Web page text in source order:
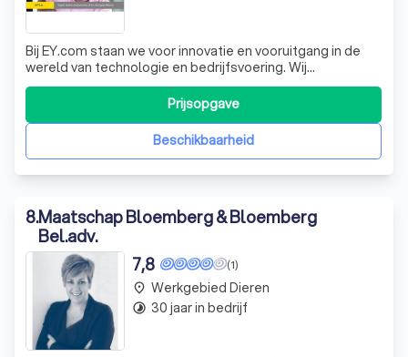
Bij EY.com staan we voor innovatie en vooruitgang in de
wereld van technologie en bedrijfsvoering. Wij
combineren onze diepgaande kennis van de industrie met
de nieuwste ontwikkelingen in het Internet of Things (IoT).
Dit stelt ons in staat om krachtige oplossingen te bieden
die de productie en operBeschikbaarheid
Prijsopgave
8.Maatschap Bloemberg & Bloemberg
Bel.adv.
(1)
7,8
place Werkgebied Dieren
timelapse 30 jaar in bedrijf